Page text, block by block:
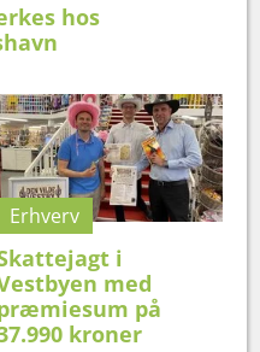
hos
Erhverv
i
med
på
kroner